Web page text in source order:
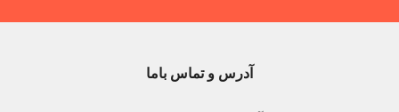
آدرس و تماس باما